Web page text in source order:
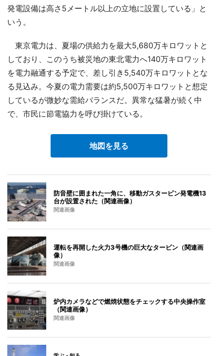
発電設備は高さ5メートル以上の立地に設置している」と
いう。
東京電力は、夏場の供給力を最大5,680万キロワットと
しており、このうち被災地の東北電力へ140万キロワット
を電力融通する予定で、差し引き5,540万キロワットとな
る見込み。今夏の電力需要は約5,500万キロワットと想定
しているが微妙な需給バランスだ。異常な猛暑が続く中
で、市民に節電協力を呼び掛けている。
地図を見る
防音壁に囲まれた一角に、移動ガスタービン発電機13
台が設置された（関連画像）
関連画像
運転を再開した火力3号機の巨大なタービン（関連画
像）
関連画像
炉内カメラなどで燃焼状態をチェックする中央操作室
（関連画像）
関連画像